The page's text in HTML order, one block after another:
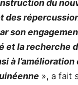
du
des
son
et la recherche
à l’amélioration
», a fait